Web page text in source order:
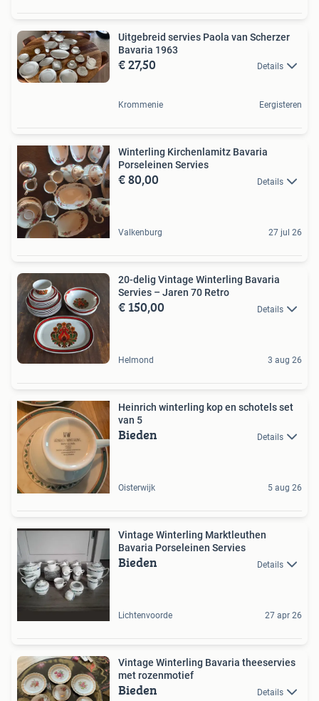
Uitgebreid servies Paola van Scherzer
Bavaria 1963
€ 27,50 Details
Krommenie Eergisteren
Winterling Kirchenlamitz Bavaria
Porseleinen Servies
€ 80,00 Details
Valkenburg 27 jul 26
20-delig Vintage Winterling Bavaria
Servies – Jaren 70 Retro
€ 150,00 Details
Helmond 3 aug 26
Heinrich winterling kop en schotels set
van 5
Bieden Details
Oisterwijk 5 aug 26
Vintage Winterling Marktleuthen
Bavaria Porseleinen Servies
Bieden Details
Lichtenvoorde 27 apr 26
Vintage Winterling Bavaria theeservies
met rozenmotief
Bieden Details